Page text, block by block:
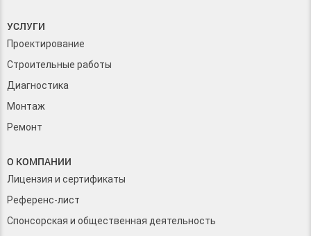
УСЛУГИ
Проектирование
Строительные работы
Диагностика
Монтаж
Ремонт
О КОМПАНИИ
Лицензия и сертификаты
Референс-лист
Спонсорская и общественная деятельность